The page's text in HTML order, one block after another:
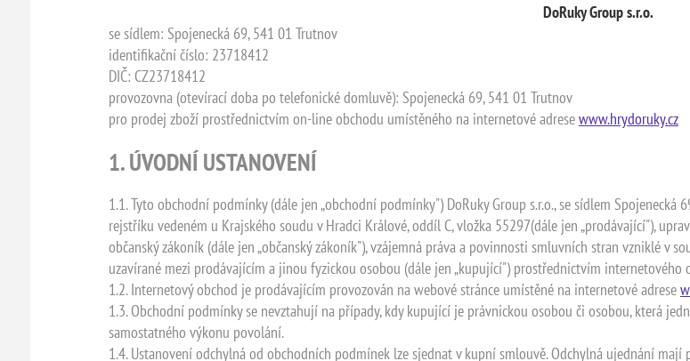
DoRuky Group s.r.o.
se sídlem: Spojenecká 69, 541 01 Trutnov
identifikační číslo: 23718412
DIČ: CZ23718412
provozovna (otevírací doba po telefonické domluvě): Spojenecká 69, 541 01 Trutnov
pro prodej zboží prostřednictvím on-line obchodu umístěného na internetové adresewww.hrydoruky.cz
1. ÚVODNÍ USTANOVENÍ
1.1. Tyto obchodní podmínky (dále jen „obchodní podmínky") DoRuky Group s.r.o., se sídlem
rejstříku vedeném u Krajského soudu v Hradci Králové, oddíl C, vložka 55297(dále jen „prodávající"),
občanský zákoník (dále jen „občanský zákoník"), vzájemná práva a povinnosti smluvních stran vzniklé v
uzavírané mezi prodávajícím a jinou fyzickou osobou (dále jen „kupující") prostřednictvím internetového
1.2. Internetový obchod je prodávajícím provozován na webové stránce umístěné na internetové adrese
1.3. Obchodní podmínky se nevztahují na případy, kdy kupující je právnickou osobou či osobou, která
samostatného výkonu povolání.
1.4. Ustanovení odchylná od obchodních podmínek lze sjednat v kupní smlouvě. Odchylná ujednání